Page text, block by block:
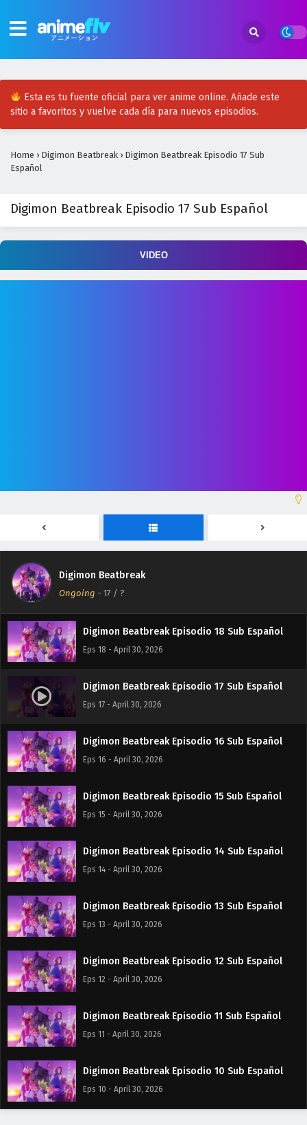
Esta es tu fuente oficial para ver anime online. Añade este
sitio a favoritos y vuelve cada día para nuevos episodios.
Home › Digimon Beatbreak › Digimon Beatbreak Episodio 17 Sub
Español
Digimon Beatbreak Episodio 17 Sub Español
VIDEO
Digimon Beatbreak
Ongoing - 17 / ?
Digimon Beatbreak Episodio 29 Sub Español
Digimon Beatbreak Episodio 28 Sub Español
Eps 28 - April 30, 2026
Eps 27 - April 30, 2026
Eps 26 - April 30, 2026
Digimon Beatbreak Episodio 20 Sub Español
Eps 20 - April 30, 2026
Digimon Beatbreak Episodio 19 Sub Español
Eps 19 - April 30, 2026
Digimon Beatbreak Episodio 18 Sub Español
Eps 18 - April 30, 2026
Digimon Beatbreak Episodio 17 Sub Español
Eps 17 - April 30, 2026
Digimon Beatbreak Episodio 16 Sub Español
Eps 16 - April 30, 2026
Digimon Beatbreak Episodio 15 Sub Español
Eps 15 - April 30, 2026
Digimon Beatbreak Episodio 14 Sub Español
Eps 14 - April 30, 2026
Digimon Beatbreak Episodio 13 Sub Español
Eps 13 - April 30, 2026
Digimon Beatbreak Episodio 12 Sub Español
Eps 12 - April 30, 2026
Digimon Beatbreak Episodio 11 Sub Español
Eps 11 - April 30, 2026
Digimon Beatbreak Episodio 10 Sub Español
Eps 10 - April 30, 2026